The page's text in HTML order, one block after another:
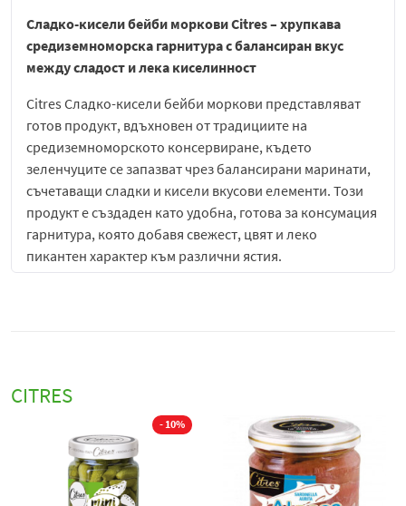
Сладко-кисели бейби моркови Citres – хрупкава
средиземноморска гарнитура с балансиран вкус
между сладост и лека киселинност
Citres Сладко-кисели бейби моркови представляват
готов продукт, вдъхновен от традициите на
средиземноморското консервиране, където
зеленчуците се запазват чрез балансирани маринати,
съчетаващи сладки и кисели вкусови елементи. Този
продукт е създаден като удобна, готова за консумация
гарнитура, която добавя свежест, цвят и леко
пикантен характер към различни ястия.
освежаващ характер. Финалът е лек, свеж и приятно
балансиран, без тежест или прекомерна острота.
Сладко-киселите бейби моркови се отличават с
лек, но апетитен аромат, в който се усещат свежи
CITRES